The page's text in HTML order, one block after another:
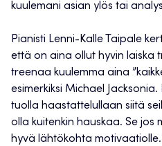
kuulemani asian ylös tai
Pianisti Lenni-Kalle Taipale
että on aina ollut hyvin laiska
treenaa kuulemma aina
esimerkiksi Michael
tuolla haastattelullaan siitä
olla kuitenkin hauskaa. Se jos
hyvä lähtökohta motivaatiolle.